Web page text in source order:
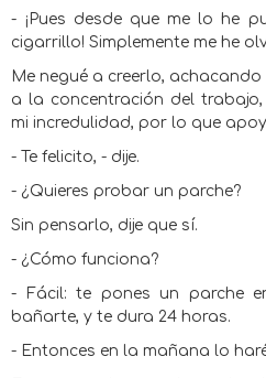
- ¡Pues desde que me lo he
cigarrillo! Simplemente me he
Me negué a creerlo,
a la concentración del
mi incredulidad, por lo que
- Te felicito, - dije.
- ¿Quieres probar un parche?
Sin pensarlo, dije que sí.
- ¿Cómo funciona?
- Fácil: te pones un parche
bañarte, y te dura 24 horas.
- Entonces en la mañana lo